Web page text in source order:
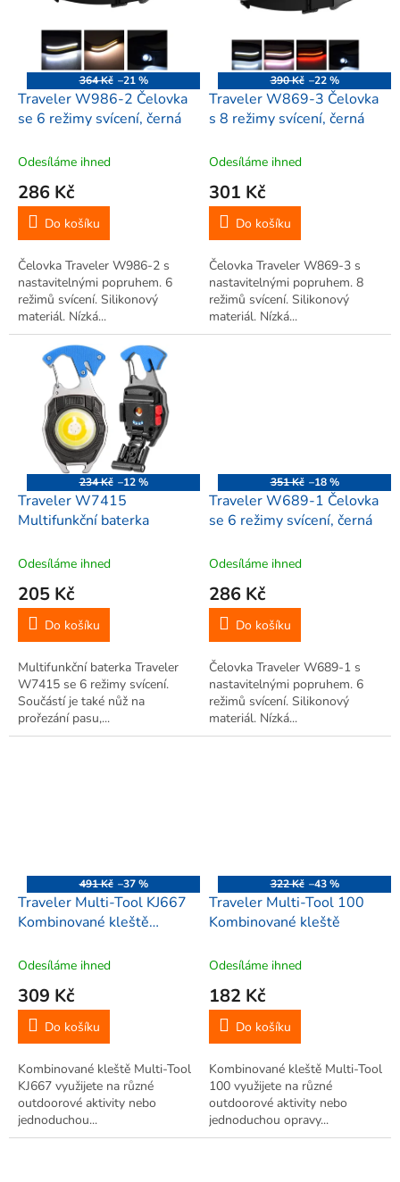
d
364 Kč –21 %
Traveler W986-2 Čelovka
se 6 režimy svícení, černá
Odesíláme ihned
286 Kč
Do košíku
Čelovka Traveler W986-2 s
nastavitelnými popruhem. 6
režimů svícení. Silikonový
materiál. Nízká...
390 Kč –22 %
Traveler W869-3 Čelovka
s 8 režimy svícení, černá
Odesíláme ihned
301 Kč
Do košíku
Čelovka Traveler W869-3 s
nastavitelnými popruhem. 8
režimů svícení. Silikonový
materiál. Nízká...
234 Kč –12 %
Traveler W7415
Multifunkční baterka
Odesíláme ihned
205 Kč
Do košíku
Multifunkční baterka Traveler
W7415 se 6 režimy svícení.
Součástí je také nůž na
prořezání pasu,...
351 Kč –18 %
Traveler W689-1 Čelovka
se 6 režimy svícení, černá
Odesíláme ihned
286 Kč
Do košíku
Čelovka Traveler W689-1 s
nastavitelnými popruhem. 6
režimů svícení. Silikonový
materiál. Nízká...
491 Kč –37 %
Traveler Multi-Tool KJ667
Kombinované kleště
Odesíláme ihned
309 Kč
Do košíku
Kombinované kleště Multi-Tool
KJ667 využijete na různé
outdoorové aktivity nebo
jednoduchou...
322 Kč –43 %
Traveler Multi-Tool 100
Kombinované kleště
Odesíláme ihned
182 Kč
Do košíku
Kombinované kleště Multi-Tool
100 využijete na různé
outdoorové aktivity nebo
jednoduchou opravy...